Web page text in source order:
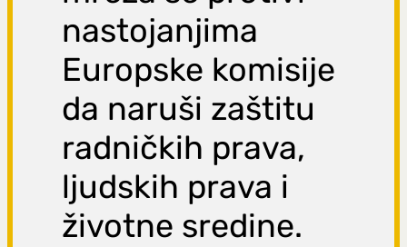
nastojanjima
Europske komisije
da naruši zaštitu
radničkih prava,
ljudskih prava i
životne sredine.